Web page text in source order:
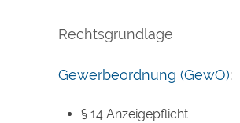
Rechtsgrundlage
Gewerbeordnung (GewO):
§ 14 Anzeigepflicht